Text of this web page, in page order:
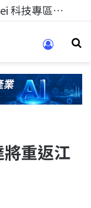
科技人的經驗傳承地！在 Pei Pei 科技專區，與學弟妹交流最硬核的技術
重返江